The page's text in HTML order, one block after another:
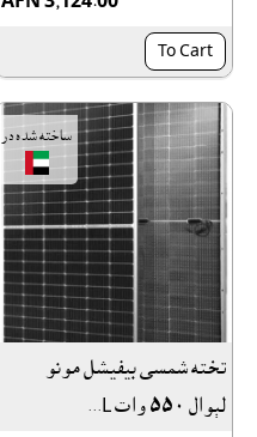
To Cart
ساخته شده در
تخته شمسى بيفيشل مونو
لېوال ٥٥٠ وات L...